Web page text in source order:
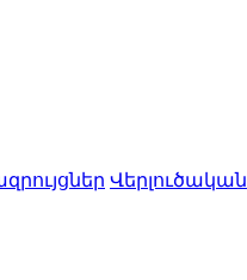
Վերլուծական